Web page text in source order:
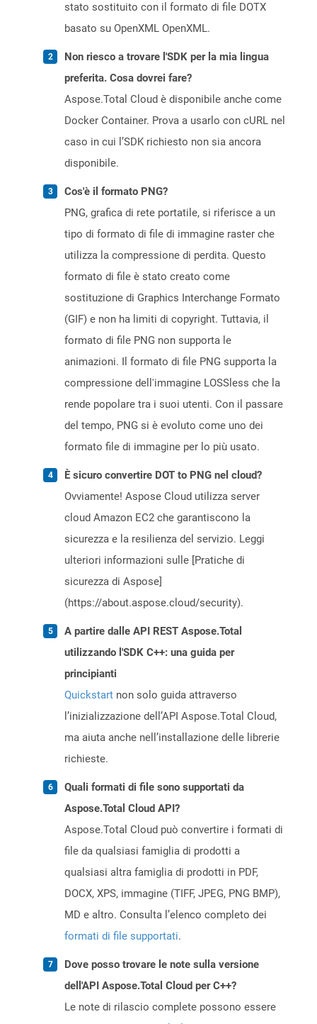
stato sostituito con il formato di file DOTX
basato su OpenXML OpenXML.
Non riesco a trovare l'SDK per la mia lingua
preferita. Cosa dovrei fare?
Aspose.Total Cloud è disponibile anche come
Docker Container. Prova a usarlo con cURL nel
caso in cui l’SDK richiesto non sia ancora
disponibile.
Cos'è il formato PNG?
PNG, grafica di rete portatile, si riferisce a un
tipo di formato di file di immagine raster che
utilizza la compressione di perdita. Questo
formato di file è stato creato come
sostituzione di Graphics Interchange Formato
(GIF) e non ha limiti di copyright. Tuttavia, il
formato di file PNG non supporta le
animazioni. Il formato di file PNG supporta la
compressione dell'immagine LOSSless che la
rende popolare tra i suoi utenti. Con il passare
del tempo, PNG si è evoluto come uno dei
formato file di immagine per lo più usato.
È sicuro convertire DOT to PNG nel cloud?
Ovviamente! Aspose Cloud utilizza server
cloud Amazon EC2 che garantiscono la
sicurezza e la resilienza del servizio. Leggi
ulteriori informazioni sulle [Pratiche di
sicurezza di Aspose]
(https://about.aspose.cloud/security).
A partire dalle API REST Aspose.Total
utilizzando l'SDK C++: una guida per
principianti
Quickstart non solo guida attraverso
l’inizializzazione dell’API Aspose.Total Cloud,
ma aiuta anche nell’installazione delle librerie
richieste.
Quali formati di file sono supportati da
Aspose.Total Cloud API?
Aspose.Total Cloud può convertire i formati di
file da qualsiasi famiglia di prodotti a
qualsiasi altra famiglia di prodotti in PDF,
DOCX, XPS, immagine (TIFF, JPEG, PNG BMP),
MD e altro. Consulta l’elenco completo dei
formati di file supportati.
Dove posso trovare le note sulla versione
dell'API Aspose.Total Cloud per C++?
Le note di rilascio complete possono essere